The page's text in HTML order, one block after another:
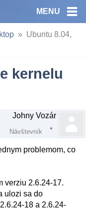
MENU
Ubuntu 8.04,
kernelu
Johny Vozár
Návštevník
problemom, co
verziu 2.6.24-17.
ulozi sa do
18 a 2.6.24-